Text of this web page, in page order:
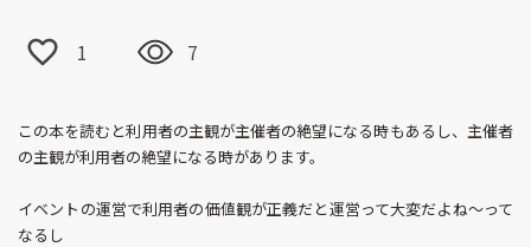
1 7
この本を読むと利用者の主観が主催者の絶望になる時もあるし、主催者
の主観が利用者の絶望になる時があります。
イベントの運営で利用者の価値観が正義だと運営って大変だよね〜って
なるし